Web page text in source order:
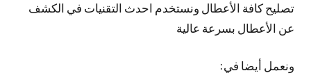
تصليح كافة الأعطال ونستخدم احدث التقنيات في الكشف
عن الأعطال بسرعة عالية
ونعمل أيضا في: